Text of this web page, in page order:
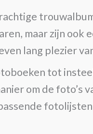
maar zijn ook
lang plezier
tot
om de foto’s